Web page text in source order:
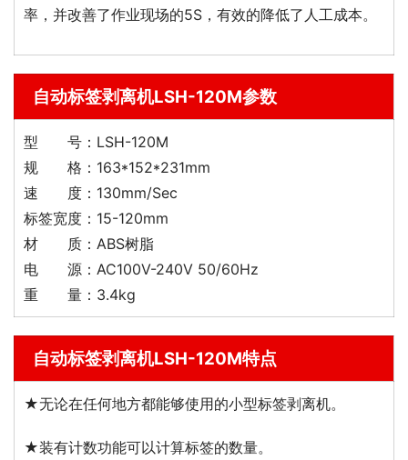
率，并改善了作业现场的5S，有效的降低了人工成本。
自动标签剥离机LSH-120M参数
型 号：LSH-120M
规 格：163*152*231mm
速 度：130mm/Sec
标签宽度：15-120mm
材 质：ABS树脂
电 源：AC100V-240V 50/60Hz
重 量：3.4kg
自动标签剥离机LSH-120M特点
★无论在任何地方都能够使用的小型标签剥离机。
★装有计数功能可以计算标签的数量。